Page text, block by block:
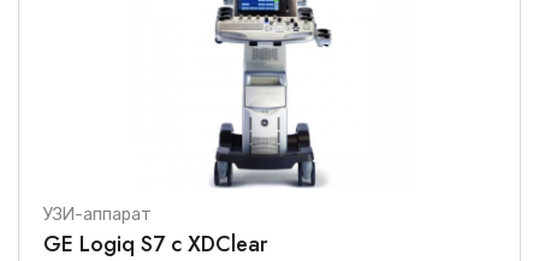
УЗИ-аппарат
GE Logiq S7 с XDClear